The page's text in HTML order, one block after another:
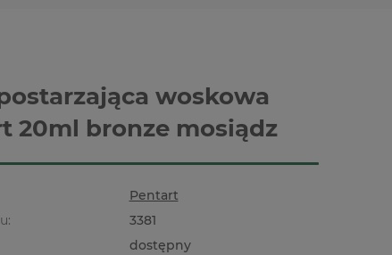
woskowa
20ml bronze mosiądz
Pentart
3381
dostępny